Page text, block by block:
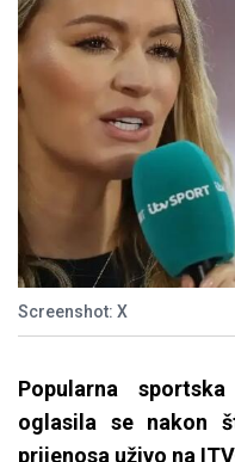
Screenshot: X
Popularna
oglasila se nakon
prijenosa uživo na